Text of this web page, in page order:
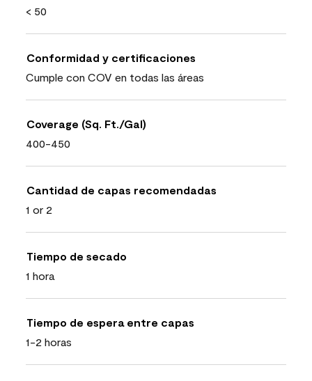
< 50
Conformidad y certificaciones
Cumple con COV en todas las áreas
Coverage (Sq. Ft./Gal)
400-450
Cantidad de capas recomendadas
1 or 2
Tiempo de secado
1 hora
Tiempo de espera entre capas
1-2 horas